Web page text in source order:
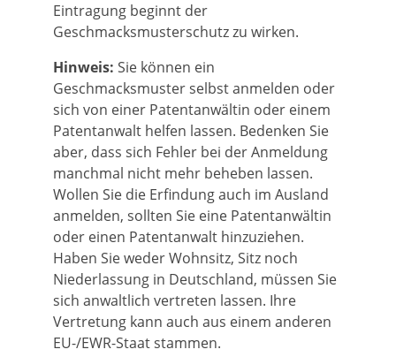
Eintragung beginnt der
Geschmacksmusterschutz zu wirken.
Hinweis: Sie können ein
Geschmacksmuster selbst anmelden oder
sich von einer Patentanwältin oder einem
Patentanwalt helfen lassen. Bedenken Sie
aber, dass sich Fehler bei der Anmeldung
manchmal nicht mehr beheben lassen.
Wollen Sie die Erfindung auch im Ausland
anmelden, sollten Sie eine Patentanwältin
oder einen Patentanwalt hinzuziehen.
Haben Sie weder Wohnsitz, Sitz noch
Niederlassung in Deutschland, müssen Sie
sich anwaltlich vertreten lassen. Ihre
Vertretung kann auch aus einem anderen
EU-/EWR-Staat stammen.